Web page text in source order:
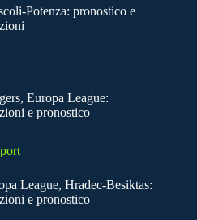
Potenza: pronostico e
Europa League:
e pronostico
League, Hradec-Besiktas:
e pronostico